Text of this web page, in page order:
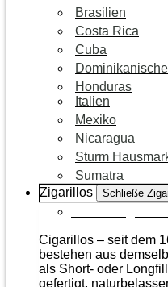
Brasilien
Costa Rica
Cuba
Honduras
Italien
Mexiko
Nicaragua
Sturm
Sumatra
Zigarillos
Schließe
Cigarillos – seit dem
bestehen aus
als Short- oder
gefertigt,